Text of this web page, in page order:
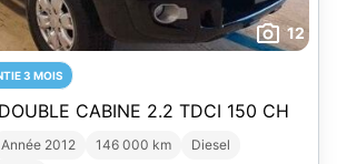
12
3 MOIS
CABINE 2.2 TDCI 150 CH
Année 2012 146 000 km
Diesel